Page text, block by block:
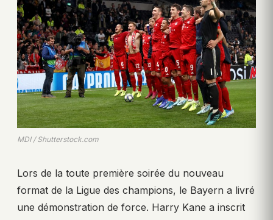
MDI / Shutterstock.com
Lors de la toute première soirée du nouveau
format de la Ligue des champions, le Bayern a livré
une démonstration de force. Harry Kane a inscrit